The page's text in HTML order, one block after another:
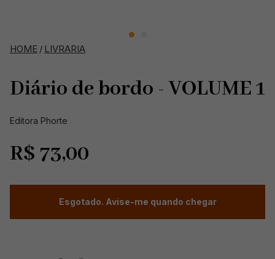
HOME / LIVRARIA
Diário de bordo - VOLUME 1
Editora Phorte
R$ 73,00
Esgotado. Avise-me quando chegar